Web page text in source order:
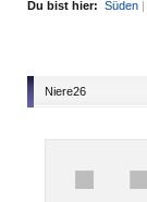
Du bist hier: Süden |
Niere26